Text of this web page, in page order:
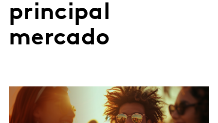
principal
mercado